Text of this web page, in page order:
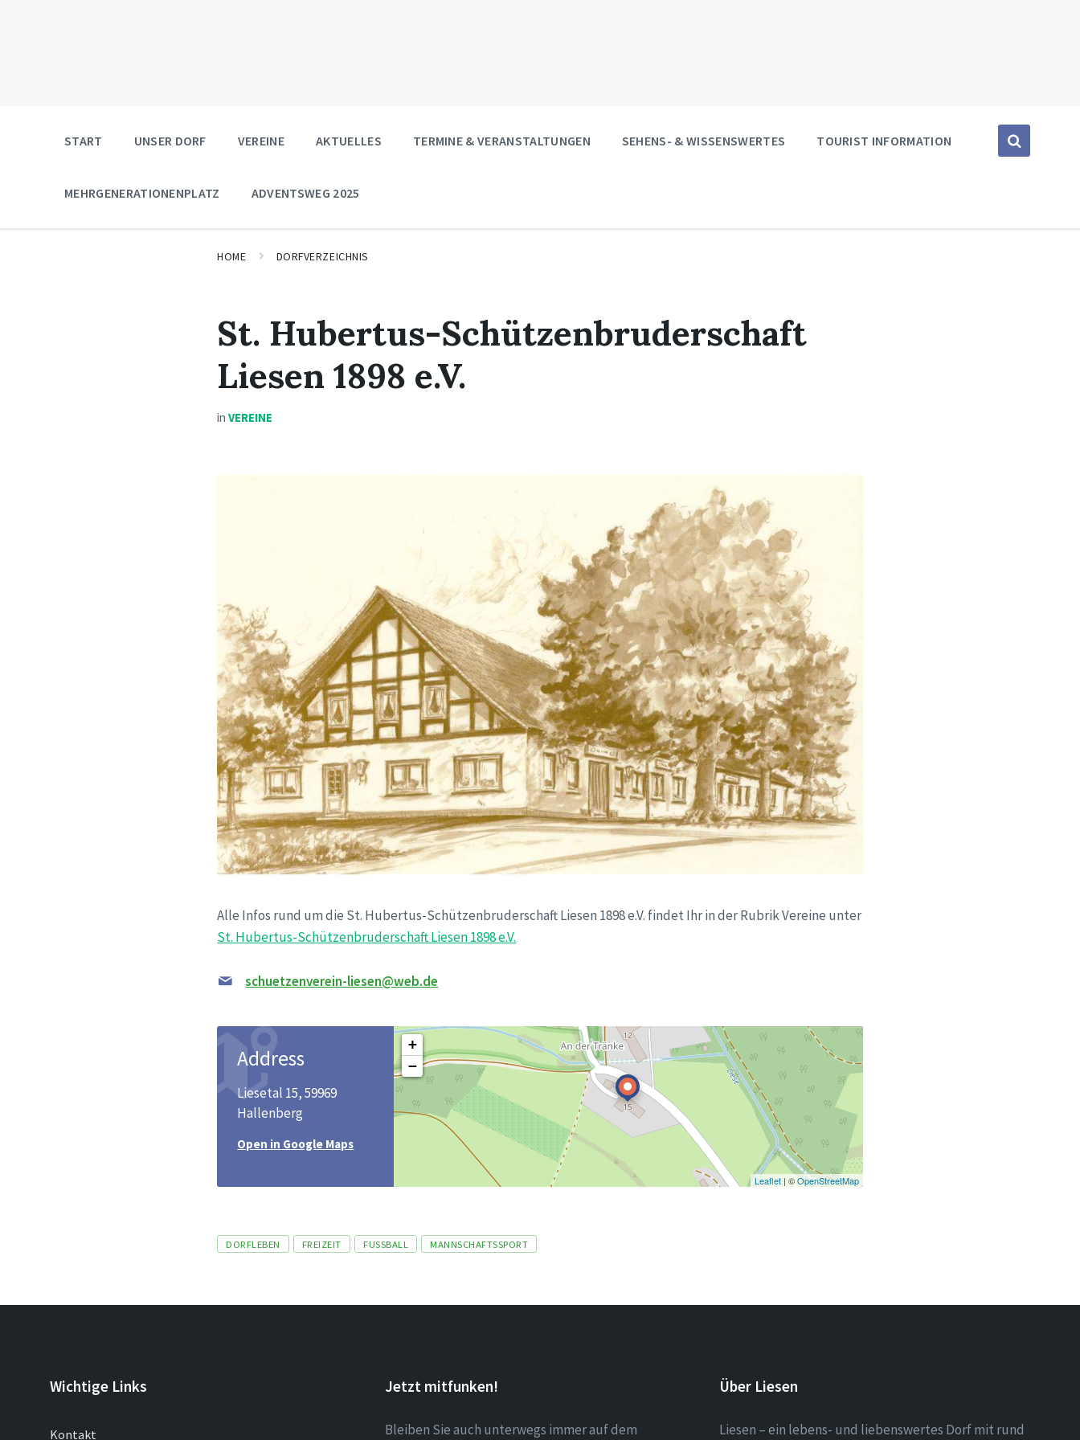
START UNSER DORF VEREINE AKTUELLES TERMINE & VERANSTALTUNGEN SEHENS- & WISSENSWERTES TOURIST INFORMATION
MEHRGENERATIONENPLATZ ADVENTSWEG 2025
HOME DORFVERZEICHNIS
St. Hubertus-Schützenbruderschaft
Liesen 1898 e.V.
inVEREINE
Alle Infos rund um die St. Hubertus-Schützenbruderschaft Liesen 1898 e.V. findet Ihr in der Rubrik Vereine unter
St. Hubertus-Schützenbruderschaft Liesen 1898 e.V.
schuetzenverein-liesen@web.de
Address
Liesetal 15, 59969
Hallenberg
Open in Google Maps
+
−
Leaflet| ©OpenStreetMap
Tags
DORFLEBEN FREIZEIT FUSSBALL MANNSCHAFTSSPORT
Wichtige Links
Kontakt
Jetzt mitfunken!
Bleiben Sie auch unterwegs immer auf dem
Über Liesen
Liesen – ein lebens- und liebenswertes Dorf mit rund